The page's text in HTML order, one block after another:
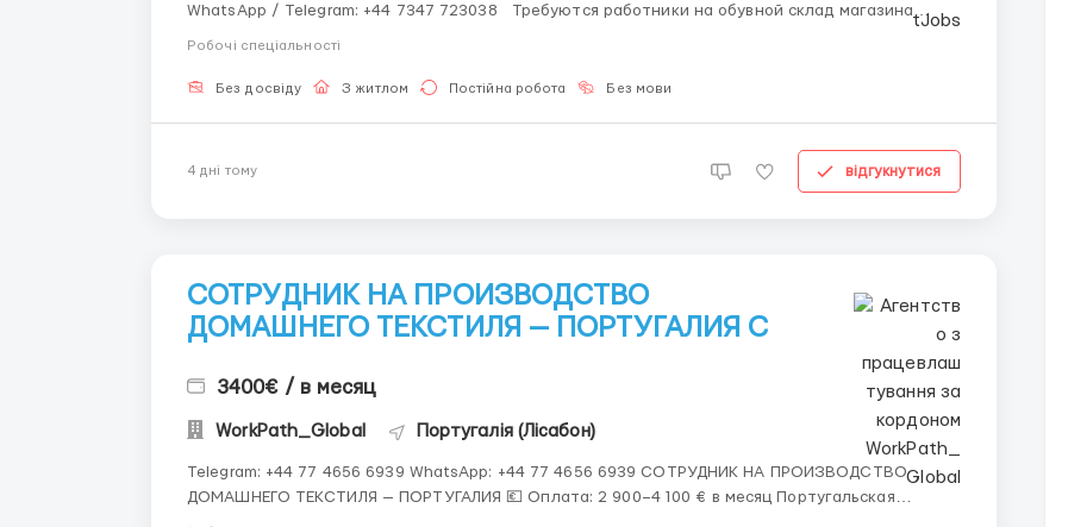
WhatsApp / Telegram: +44 7347 723038 Трeбуются работники на обувной склад магазина
ECCO В обязанности входит упаковка обуви; наклeиваниe этикeток на обувь и коробки,
Робочі спеціальності
Без досвіду З житлом Постійна робота Без мови
4 днi тому відгукнутися
СОТРУДНИК НА ПРОИЗВОДСТВО
ДОМАШНЕГО ТЕКСТИЛЯ — ПОРТУГАЛИЯ С
3400€ / в месяц
WorkPath_Global Португалія (Лісабон)
Telegram: +44 77 4656 6939 WhatsApp: +44 77 4656 6939 СОТРУДНИК НА ПРОИЗВОДСТВО
ДОМАШНЕГО ТЕКСТИЛЯ — ПОРТУГАЛИЯ 💶 Оплата: 2 900–4 100 € в месяц Португальская
фабрика, выпускающая домашний текстиль для гостиниц и торговых сетей Европы, расширяет